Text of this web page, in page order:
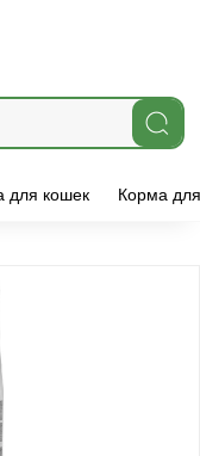
для кошек Корма